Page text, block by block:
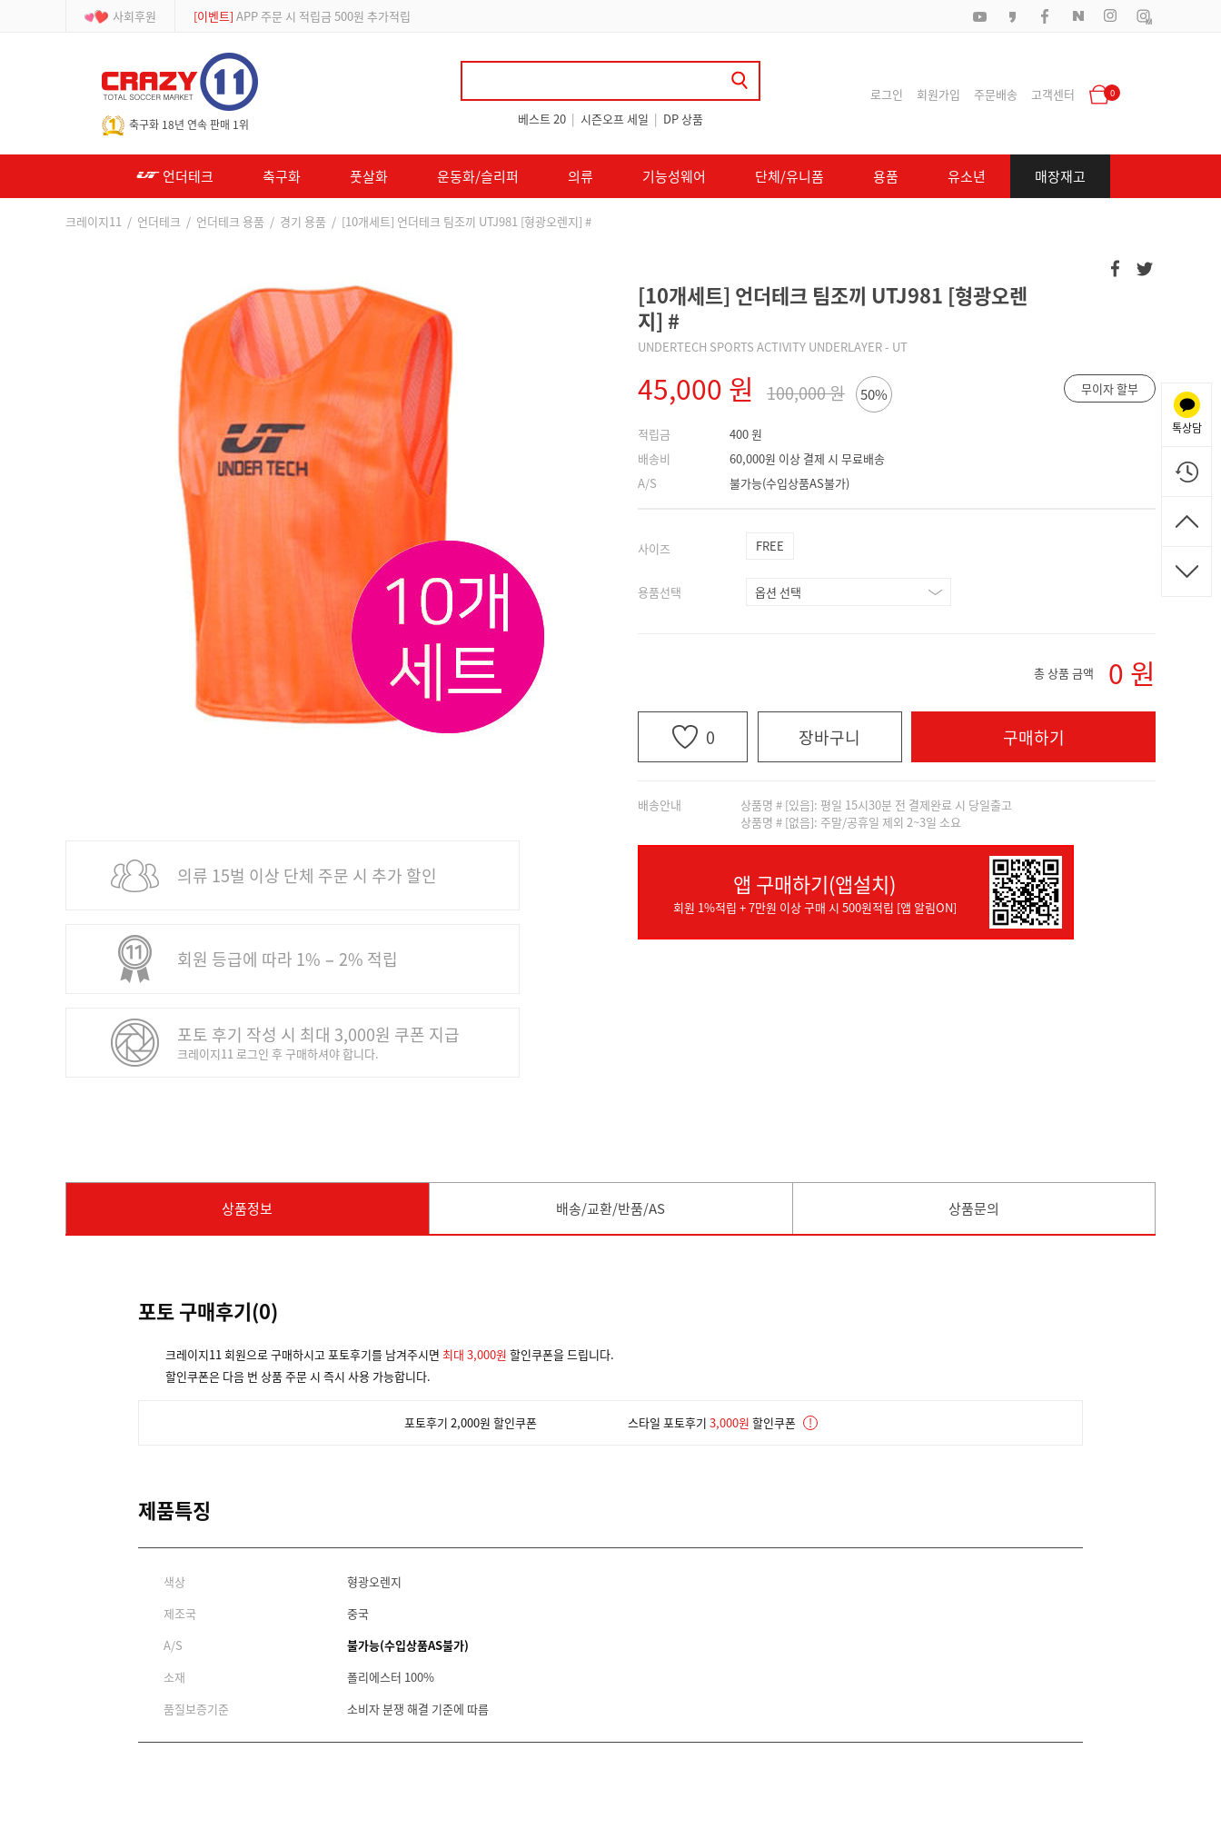
사회후원 [등급제] 회원가입 시 최대 2% 적립 및 할인 쿠폰 지급
축구화 18년 연속 판매 1위 베스트 20 | 시즌오프 세일 | DP 상품
로그인 회원가입 주문배송 고객센터 0
언더테크 축구화 풋살화 운동화/슬리퍼 의류 기능성웨어 단체/유니폼 용품 유소년 매장재고
크레이지11 / 언더테크 / 언더테크 용품 / 경기 용품 / [10개세트] 언더테크 팀조끼 UTJ981 [형광오렌지] #
의류 15벌 이상 단체 주문 시 추가 할인
회원 등급에 따라 1% − 2% 적립
포토 후기 작성 시 최대 3,000원 쿠폰 지급
크레이지11 로그인 후 구매하셔야 합니다.
[10개세트] 언더테크 팀조끼 UTJ981 [형광오렌
지] #
UNDERTECH SPORTS ACTIVITY UNDERLAYER - UT
45,000 원 100,000 원 50% 무이자 할부
적립금
배송비
A/S
400 원
60,000원 이상 결제 시 무료배송
불가능(수입상품AS불가)
사이즈 FREE
용품선택
총 상품 금액 0 원
0 장바구니 구매하기
배송안내
상품명 # [있음]: 평일 15시30분 전 결제완료 시 당일출고
상품명 # [없음]: 주말/공휴일 제외 2~3일 소요
앱 구매하기(앱설치)
회원 1%적립 + 7만원 이상 구매 시 500원적립 [앱 알림ON]
상품정보 배송/교환/반품/AS 상품문의
포토 구매후기(0)
크레이지11 회원으로 구매하시고 포토후기를 남겨주시면 최대 3,000원 할인쿠폰을 드립니다.
할인쿠폰은 다음 번 상품 주문 시 즉시 사용 가능합니다.
포토후기 2,000원 할인쿠폰 스타일 포토후기 3,000원 할인쿠폰 !
제품특징
색상
형광오렌지
제조국
중국
A/S
불가능(수입상품AS불가)
소재
폴리에스터 100%
품질보증기준
소비자 분쟁 해결 기준에 따름
톡상담